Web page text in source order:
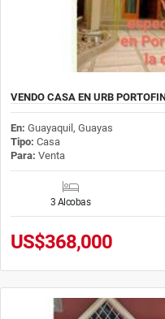
VENDO CASA EN URB
En: Guayaquil, Guayas
Tipo: Casa
Para: Venta
3 Alcobas
US$368,000